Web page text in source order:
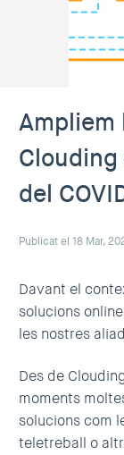
Ampliem
del
Publicat el 18 Mar,
Davant el
solucions
les nostres
Des de
moments
solucions com
teletreball o